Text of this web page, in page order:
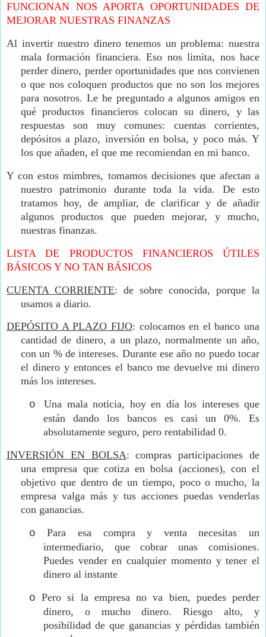
FUNCIONAN NOS APORTA OPORTUNIDADES DE
MEJORAR NUESTRAS FINANZAS
Al invertir nuestro dinero tenemos un problema: nuestra
mala formación financiera. Eso nos limita, nos hace
perder dinero, perder oportunidades que nos convienen
o que nos coloquen productos que no son los mejores
para nosotros. Le he preguntado a algunos amigos en
qué productos financieros colocan su dinero, y las
respuestas son muy comunes: cuentas corrientes,
depósitos a plazo, inversión en bolsa, y poco más. Y
los que añaden, el que me recomiendan en mi banco.
Y con estos mimbres, tomamos decisiones que afectan a
nuestro patrimonio durante toda la vida. De esto
tratamos hoy, de ampliar, de clarificar y de añadir
algunos productos que pueden mejorar, y mucho,
nuestras finanzas.
LISTA DE PRODUCTOS FINANCIEROS ÚTILES
BÁSICOS Y NO TAN BÁSICOS
CUENTA CORRIENTE: de sobre conocida, porque la
usamos a diario.
DEPÓSITO A PLAZO FIJO: colocamos en el banco una
cantidad de dinero, a un plazo, normalmente un año,
con un % de intereses. Durante ese año no puedo tocar
el dinero y entonces el banco me devuelve mi dinero
más los intereses.
oUna mala noticia, hoy en día los intereses que
están dando los bancos es casi un 0%. Es
absolutamente seguro, pero rentabilidad 0.
INVERSIÓN EN BOLSA: compras participaciones de
una empresa que cotiza en bolsa (acciones), con el
objetivo que dentro de un tiempo, poco o mucho, la
empresa valga más y tus acciones puedas venderlas
con ganancias.
o
Para esa compra y venta necesitas un
intermediario, que cobrar unas comisiones.
Puedes vender en cualquier momento y tener el
dinero al instante
o Pero si la empresa no va bien, puedes perder
dinero, o mucho dinero. Riesgo alto, y
posibilidad de que ganancias y pérdidas también